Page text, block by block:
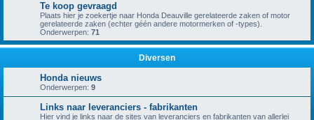
Te koop gevraagd
Plaats hier je zoekertje naar Honda Deauville gerelateerde zaken of motor
gerelateerde zaken (echter géén andere motormerken of -types).
Onderwerpen: 71
Diversen
Honda nieuws
Onderwerpen: 9
Links naar leveranciers - fabrikanten
Hier vind je links naar de sites van leveranciers en fabrikanten van allerlei